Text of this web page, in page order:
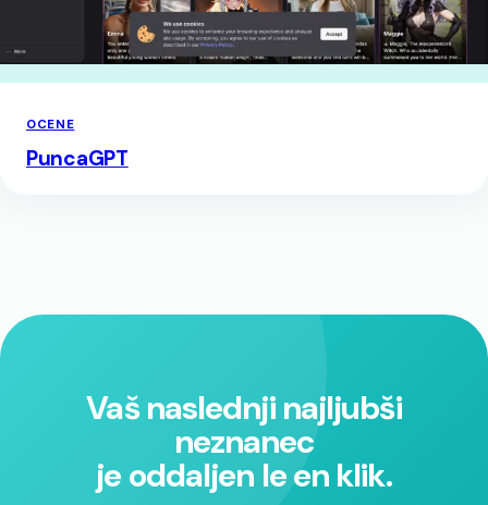
OCENE
PuncaGPT
Vaš naslednji najljubši
neznanec
je oddaljen le en klik.